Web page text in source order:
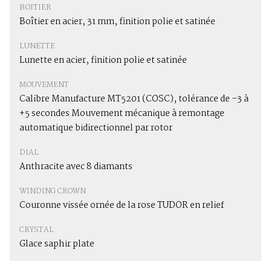
BOITIER
Boîtier en acier, 31 mm, finition polie et satinée
LUNETTE
Lunette en acier, finition polie et satinée
MOUVEMENT
Calibre Manufacture MT5201 (COSC), tolérance de –3 à
+5 secondes Mouvement mécanique à remontage
automatique bidirectionnel par rotor
DIAL
Anthracite avec 8 diamants
WINDING CROWN
Couronne vissée ornée de la rose TUDOR en relief
CRYSTAL
Glace saphir plate